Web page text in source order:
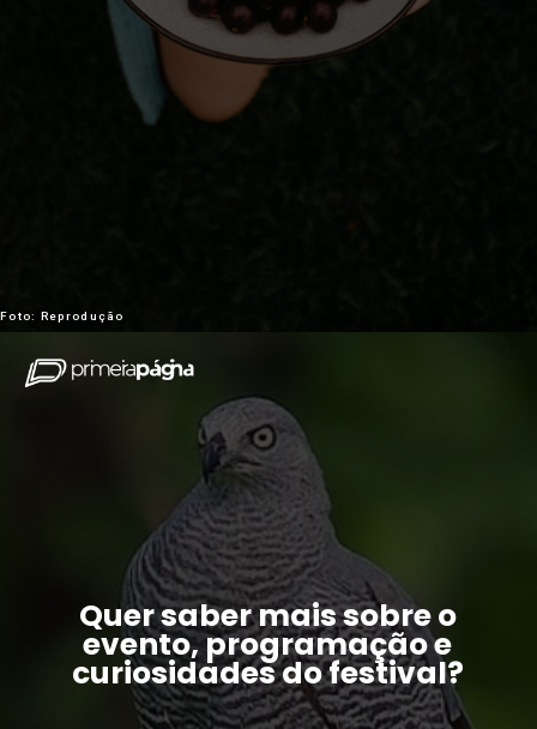
Foto: Reprodução
Quer saber mais sobre o
evento, programação e
curiosidades do festival?